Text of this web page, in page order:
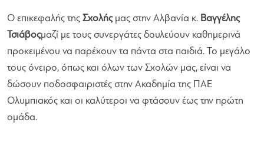
Ο επικεφαλής της Σχολής μας στην Αλβανία κ. Βαγγέλης
Τσιάβοςμαζί με τους συνεργάτες δουλεύουν καθημερινά
προκειμένου να παρέχουν τα πάντα στα παιδιά. Το μεγάλο
τους όνειρο, όπως και όλων των Σχολών μας, είναι να
δώσουν ποδοσφαιριστές στην Ακαδημία της ΠΑΕ
Ολυμπιακός και οι καλύτεροι να φτάσουν έως την πρώτη
ομάδα.